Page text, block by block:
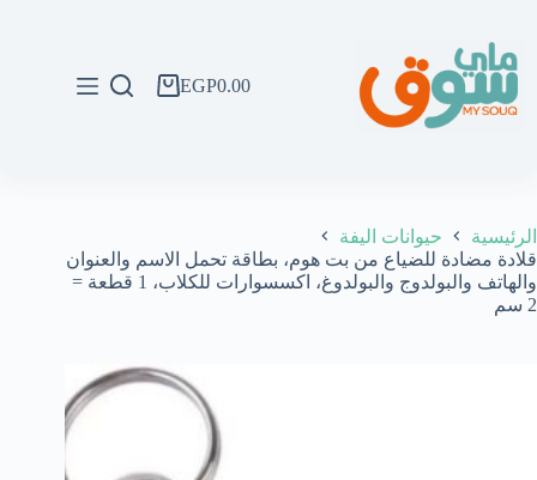
المحتوى
عربةEGP0.00
الرئيسية
حيوانات اليفة
قلادة مضادة للضياع من بت هوم، بطاقة تحمل الاسم والعنوان
والهاتف والبولدوج والبولدوغ، اكسسوارات للكلاب، 1 قطعة =
2 سم